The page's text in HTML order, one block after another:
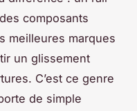
composants
meilleures marques
un glissement
C’est ce genre
de simple